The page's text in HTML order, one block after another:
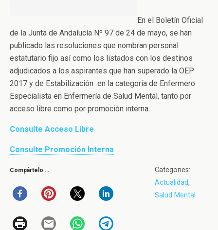
En el Boletín Oficial
de la Junta de Andalucía Nº 97 de 24 de mayo, se han
publicado las resoluciones que nombran personal
estatutario fijo así como los listados con los destinos
adjudicados a los aspirantes que han superado la OEP
2017 y de Estabilización en la categoría de Enfermero
Especialista en Enfermería de Salud Mental, tanto por
acceso libre como por promoción interna.
Consulte Acceso Libre
Consulte Promoción Interna
Compártelo …
Categories:
Actualidad,
Salud Mental